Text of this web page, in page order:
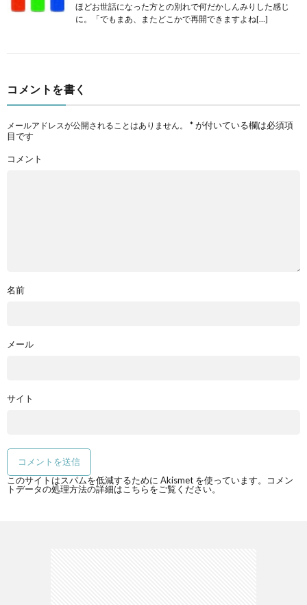
ほどお世話になった方との別れで何だかしんみりした感じ
に。「でもまあ、またどこかで再開できますよね[…]
コメントを書く
メールアドレスが公開されることはありません。 *が付いている欄は必須項
目です
コメント
名前
メール
サイト
このサイトはスパムを低減するために Akismet を使っています。
コメン
トデータの処理方法の詳細はこちらをご覧ください。